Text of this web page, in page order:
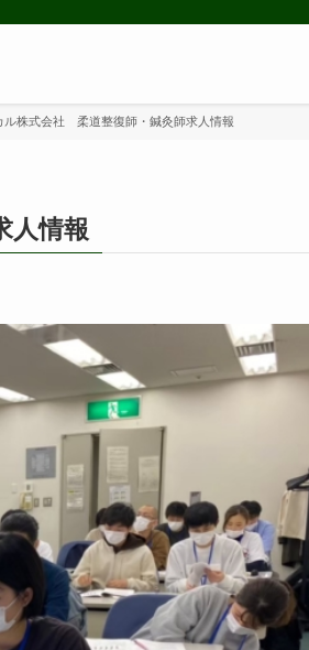
ル株式会社 柔道整復師・鍼灸師求人情報
人情報